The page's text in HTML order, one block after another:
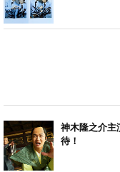
神木隆之介主
待！